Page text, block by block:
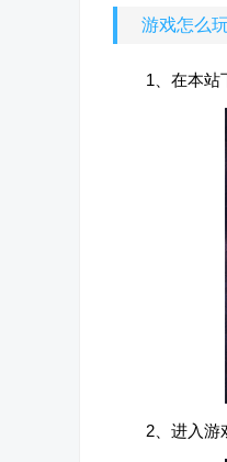
游戏怎么
1、在本站
2、进入游